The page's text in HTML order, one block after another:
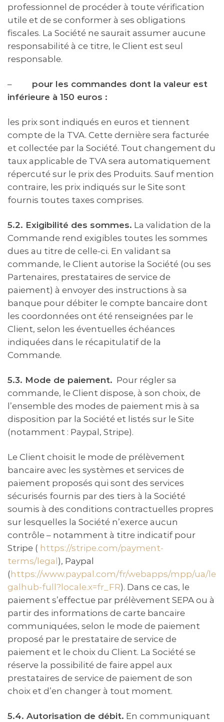
professionnel de procéder à toute vérification
utile et de se conformer à ses obligations
fiscales. La Société ne saurait assumer aucune
responsabilité à ce titre, le Client est seul
responsable.
– pour les commandes dont la valeur est
inférieure à 150 euros :
les prix sont indiqués en euros et tiennent
compte de la TVA. Cette dernière sera facturée
et collectée par la Société. Tout changement du
taux applicable de TVA sera automatiquement
répercuté sur le prix des Produits. Sauf mention
contraire, les prix indiqués sur le Site sont
fournis toutes taxes comprises.
5.2. Exigibilité des sommes. La validation de la
Commande rend exigibles toutes les sommes
dues au titre de celle-ci. En validant sa
commande, le Client autorise la Société (ou ses
Partenaires, prestataires de service de
paiement) à envoyer des instructions à sa
banque pour débiter le compte bancaire dont
les coordonnées ont été renseignées par le
Client, selon les éventuelles échéances
indiquées dans le récapitulatif de la
Commande.
5.3. Mode de paiement. Pour régler sa
commande, le Client dispose, à son choix, de
l’ensemble des modes de paiement mis à sa
disposition par la Société et listés sur le Site
(notamment : Paypal, Stripe).
Le Client choisit le mode de prélèvement
bancaire avec les systèmes et services de
paiement proposés qui sont des services
sécurisés fournis par des tiers à la Société
soumis à des conditions contractuelles propres
sur lesquelles la Société n’exerce aucun
contrôle – notamment à titre indicatif pour
Stripe ( https://stripe.com/payment-
terms/legal ), Paypal
( https://www.paypal.com/fr/webapps/mpp/ua/le
galhub-full?locale.x=fr_FR). Dans ce cas, le
paiement s’effectue par prélèvement SEPA ou à
partir des informations de carte bancaire
communiquées, selon le mode de paiement
proposé par le prestataire de service de
paiement et le choix du Client. La Société se
réserve la possibilité de faire appel aux
prestataires de service de paiement de son
choix et d’en changer à tout moment.
5.4. Autorisation de débit. En communiquant